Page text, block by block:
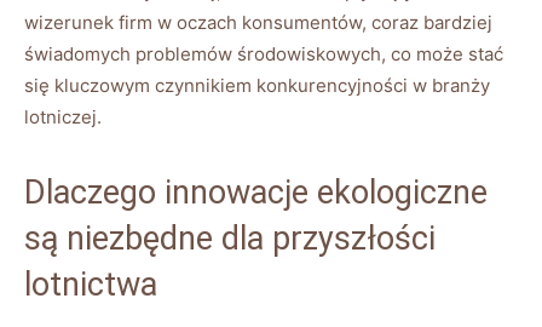
wizerunek firm w oczach konsumentów, coraz bardziej
świadomych problemów środowiskowych, co może stać
się kluczowym czynnikiem konkurencyjności w branży
lotniczej.
Dlaczego innowacje ekologiczne
są niezbędne dla przyszłości
lotnictwa